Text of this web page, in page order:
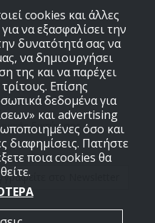
δικτύωσης
στο Newsletter
cookies και άλλες
να εξασφαλίσει την
δυνατότητά σας να
να δημιουργήσει
της και να παρέχει
Επίσης
δεδομένα για
και advertising
όσο και
διαφημίσεις. Πατήστε
ποια cookies θα